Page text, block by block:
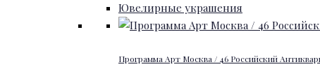
Ювелирные украшения
Программа Арт Москва / 46 Российский